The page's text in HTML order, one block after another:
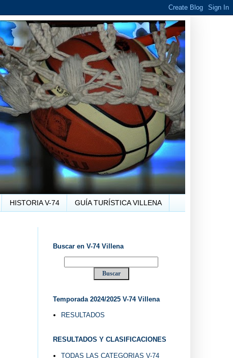
HISTORIA V-74 GUÍA TURÍSTICA VILLENA
Buscar en V-74 Villena
Temporada 2024/2025 V-74 Villena
RESULTADOS
RESULTADOS Y CLASIFICACIONES
TODAS LAS CATEGORIAS V-74